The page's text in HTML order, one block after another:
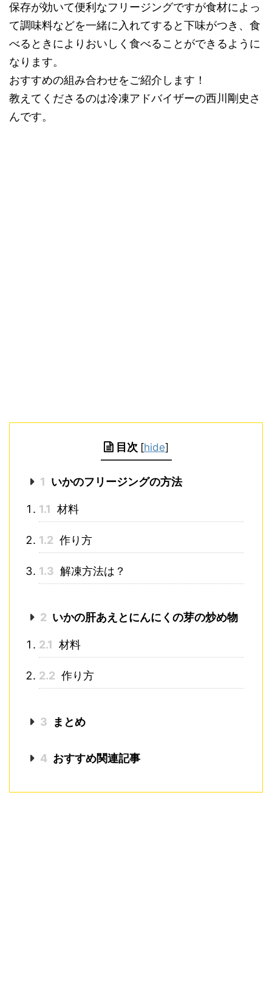
保存が効いて便利なフリージングですが食材によっ
て調味料などを一緒に入れてすると下味がつき、食
べるときによりおいしく食べることができるように
なります。
おすすめの組み合わせをご紹介します！
教えてくださるのは冷凍アドバイザーの西川剛史さ
んです。
目次 [hide]
1 いかのフリージングの方法
1.1 材料
1.2 作り方
1.3 解凍方法は？
2 いかの肝あえとにんにくの芽の炒め物
2.1 材料
2.2 作り方
3 まとめ
4 おすすめ関連記事